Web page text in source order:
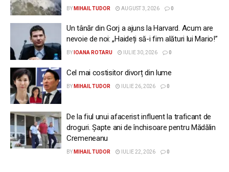
BY MIHAIL TUDOR AUGUST 3, 2026 0
Un tânăr din Gorj a ajuns la Harvard. Acum are
nevoie de noi: „Haideți să-i fim alături lui Mario!”
BY IOANA ROTARU IULIE 30, 2026 0
Cel mai costisitor divorț din lume
BY MIHAIL TUDOR IULIE 26, 2026 0
De la fiul unui afacerist influent la traficant de
droguri. Șapte ani de închisoare pentru Mădălin
Cremeneanu
BY MIHAIL TUDOR IULIE 22, 2026 0